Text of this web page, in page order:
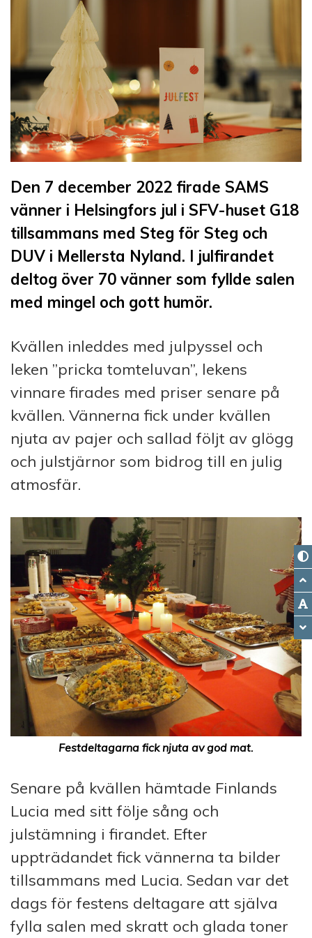
Den 7 december 2022 firade SAMS
vänner i Helsingfors jul i SFV-huset G18
tillsammans med Steg för Steg och
DUV i Mellersta Nyland. I julfirandet
deltog över 70 vänner som fyllde salen
med mingel och gott humör.
Kvällen inleddes med julpyssel och
leken ”pricka tomteluvan”, lekens
vinnare firades med priser senare på
kvällen. Vännerna fick under kvällen
njuta av pajer och sallad följt av glögg
och julstjärnor som bidrog till en julig
atmosfär.
Festdeltagarna fick njuta av god mat.
Senare på kvällen hämtade Finlands
Lucia med sitt följe sång och
julstämning i firandet. Efter
uppträdandet fick vännerna ta bilder
tillsammans med Lucia. Sedan var det
dags för festens deltagare att själva
fylla salen med skratt och glada toner